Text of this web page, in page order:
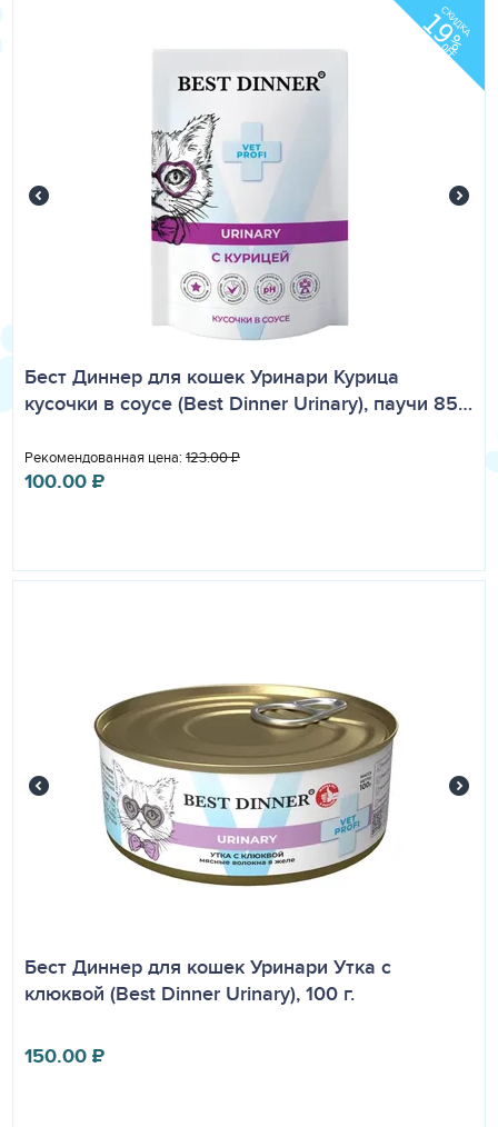
СКИДКА
19
%
OFF
Бест Диннер для кошек Уринари Курица
кусочки в соусе (Best Dinner Urinary), паучи 85…
Рекомендованная цена: 123.00₽
100.00₽
Бест Диннер для кошек Уринари Утка с
клюквой (Best Dinner Urinary), 100 г.
150.00₽